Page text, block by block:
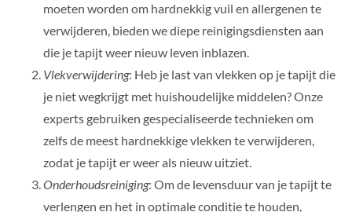
moeten worden om hardnekkig vuil en allergenen te
verwijderen, bieden we diepe reinigingsdiensten aan
die je tapijt weer nieuw leven inblazen.
Vlekverwijdering: Heb je last van vlekken op je tapijt die
je niet wegkrijgt met huishoudelijke middelen? Onze
experts gebruiken gespecialiseerde technieken om
zelfs de meest hardnekkige vlekken te verwijderen,
zodat je tapijt er weer als nieuw uitziet.
Onderhoudsreiniging: Om de levensduur van je tapijt te
verlengen en het in optimale conditie te houden,